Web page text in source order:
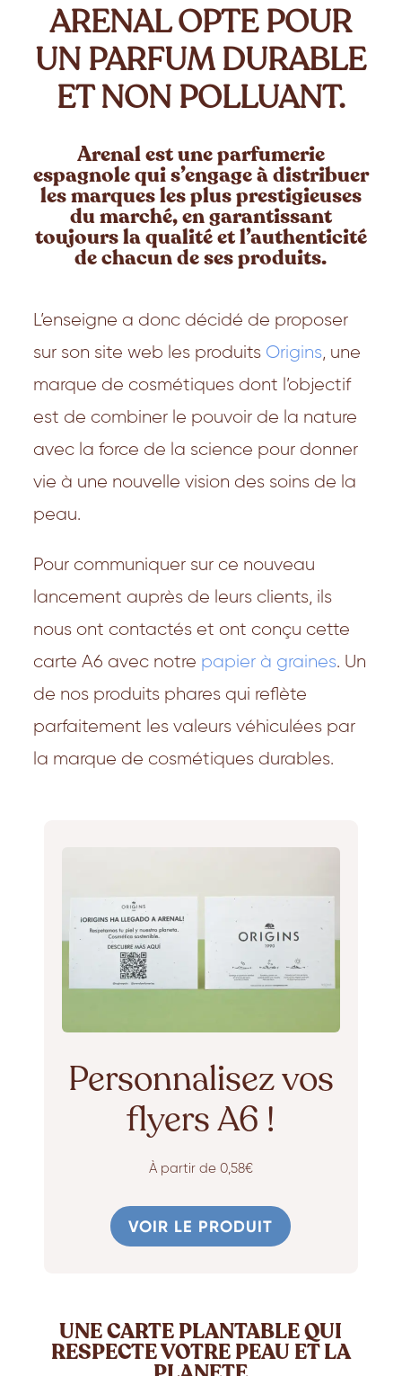
ARENAL OPTE POUR
UN PARFUM DURABLE
ET NON POLLUANT.
Arenalest une parfumerie
espagnole qui s’engage à distribuer
les marques les plus prestigieuses
du marché, en garantissant
toujours la qualité et l’authenticité
de chacun de ses produits.
L’enseigne a donc décidé de proposer
sur son site web les produits Origins, une
marque de cosmétiques dont l’objectif
est de combiner le pouvoir de la nature
avec la force de la science pour donner
vie à une nouvelle vision des soins de la
peau.
Pour communiquer sur ce nouveau
lancement auprès de leurs clients, ils
nous ont contactés et ont conçu cette
carte A6 avec notre papier à graines. Un
de nos produits phares qui reflète
parfaitement les valeurs véhiculées par
la marque de cosmétiques durables.
Personnalisez vos
flyers A6 !
À partir de 0,58€
VOIR LE PRODUIT
UNE CARTE PLANTABLE QUI
RESPECTE VOTRE PEAU ET LA